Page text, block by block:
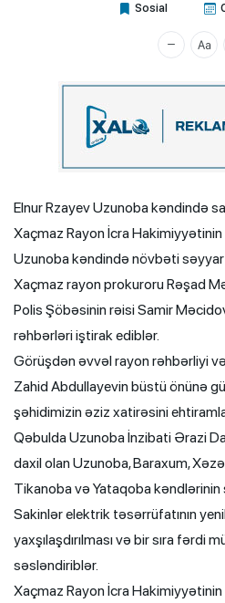
Sosial
Elnur Rzayev Uzunoba kəndində
Xaçmaz Rayon İcra Hakimiyyətinin
Uzunoba kəndində növbəti
Xaçmaz rayon prokuroru Rəşad
Polis Şöbəsinin rəisi Samir
rəhbərləri iştirak ediblər.
Görüşdən əvvəl rayon rəhbərliyi
Zahid Abdullayevin büstü önünə
şəhidimizin əziz xatirəsini
Qəbulda Uzunoba İnzibati Ərazi
daxil olan Uzunoba, Baraxum,
Tikanoba və Yataqoba kəndlərinin
Sakinlər elektrik təsərrüfatının
yaxşılaşdırılması və bir sıra fərdi
səsləndiriblər.
Xaçmaz Rayon İcra Hakimiyyətinin